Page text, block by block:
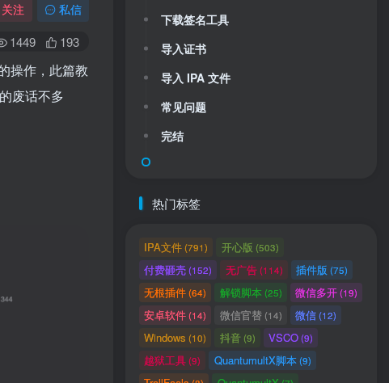
关注 私信
1449 193
操作，此篇教
废话不多
下载签名工具
导入证书
导入 IPA 文件
常见问题
完结
热门标签
IPA文件(791) 开心版 (503)
付费砸壳(152) 无广告(114) 插件版 (75)
无根插件(64) 解锁脚本(25) 微信多开(19)
安卓软件(14) 微信官替 (14) 微信(12)
Windows (10) 抖音(9) VSCO(9)
越狱工具(9) QuantumultX脚本(9)
送